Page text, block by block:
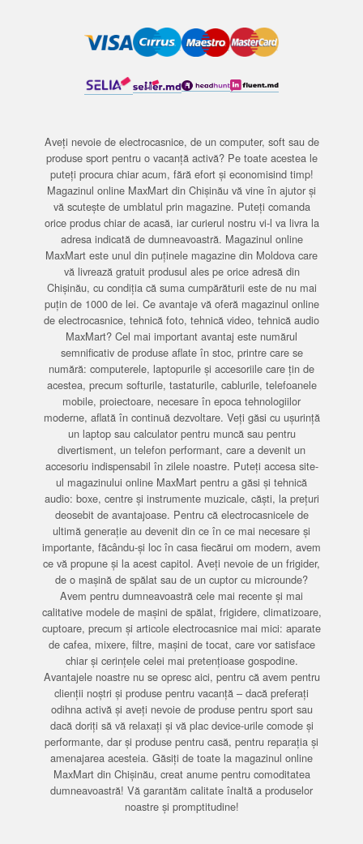
Aveți nevoie de electrocasnice, de un computer, soft sau de
produse sport pentru o vacanță activă? Pe toate acestea le
puteți procura chiar acum, fără efort și economisind timp!
Magazinul online MaxMart din Chișinău vă vine în ajutor și
vă scutește de umblatul prin magazine. Puteți comanda
orice produs chiar de acasă, iar curierul nostru vi-l va livra la
adresa indicată de dumneavoastră. Magazinul online
MaxMart este unul din puținele magazine din Moldova care
vă livrează gratuit produsul ales pe orice adresă din
Chișinău, cu condiția că suma cumpărăturii este de nu mai
puțin de 1000 de lei. Ce avantaje vă oferă magazinul online
de electrocasnice, tehnică foto, tehnică video, tehnică audio
MaxMart? Cel mai important avantaj este numărul
semnificativ de produse aflate în stoc, printre care se
numără: computerele, laptopurile și accesoriile care țin de
acestea, precum softurile, tastaturile, cablurile, telefoanele
mobile, proiectoare, necesare în epoca tehnologiilor
moderne, aflată în continuă dezvoltare. Veți găsi cu ușurință
un laptop sau calculator pentru muncă sau pentru
divertisment, un telefon performant, care a devenit un
accesoriu indispensabil în zilele noastre. Puteți accesa site-
ul magazinului online MaxMart pentru a găsi și tehnică
audio: boxe, centre și instrumente muzicale, căști, la prețuri
deosebit de avantajoase. Pentru că electrocasnicele de
ultimă generație au devenit din ce în ce mai necesare și
importante, făcându-și loc în casa fiecărui om modern, avem
ce vă propune și la acest capitol. Aveți nevoie de un frigider,
de o mașină de spălat sau de un cuptor cu microunde?
Avem pentru dumneavoastră cele mai recente și mai
calitative modele de mașini de spălat, frigidere, climatizoare,
cuptoare, precum și articole electrocasnice mai mici: aparate
de cafea, mixere, filtre, mașini de tocat, care vor satisface
chiar și cerințele celei mai pretențioase gospodine.
Avantajele noastre nu se opresc aici, pentru că avem pentru
clienții noștri și produse pentru vacanță – dacă preferați
odihna activă și aveți nevoie de produse pentru sport sau
dacă doriți să vă relaxați și vă plac device-urile comode și
performante, dar și produse pentru casă, pentru reparația și
amenajarea acesteia. Găsiți de toate la magazinul online
MaxMart din Chișinău, creat anume pentru comoditatea
dumneavoastră! Vă garantăm calitate înaltă a produselor
noastre și promptitudine!